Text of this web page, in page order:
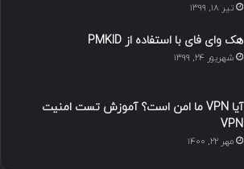
تیر ۱۸, ۱۳۹۹
هک وای فای با استفاده از PMKID
شهریور ۲۴, ۱۳۹۹
آیا VPN ما امن است؟ آموزش تست امنیت
VPN
مهر ۲۲, ۱۴۰۰